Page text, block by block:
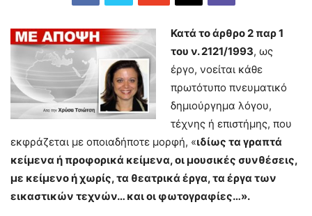
Κατά το άρθρο 2 παρ 1
του ν. 2121/1993, ως
έργο, νοείται κάθε
πρωτότυπο πνευματικό
δημιούργημα λόγου,
τέχνης ή επιστήμης, που
εκφράζεται με οποιαδήποτε μορφή, «ιδίως τα γραπτά
κείμενα ή προφορικά κείμενα, οι μουσικές συνθέσεις,
με κείμενο ή χωρίς, τα θεατρικά έργα, τα έργα των
εικαστικών τεχνών… και οι φωτογραφίες…».